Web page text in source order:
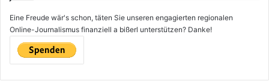
Eine Freude wär's schon, täten Sie unseren engagierten regionalen
Online-Journalismus finanziell a bißerl unterstützen? Danke!